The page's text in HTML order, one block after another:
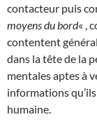
contacteur puis
moyens du bord« ,
contentent
dans la tête de la
mentales aptes à
informations
humaine.